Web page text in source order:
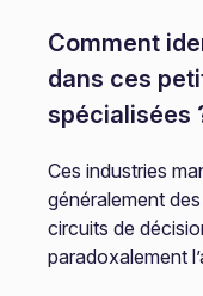
Comment
dans ces
spécialisées
Ces industries
généralement
circuits de
paradoxalement